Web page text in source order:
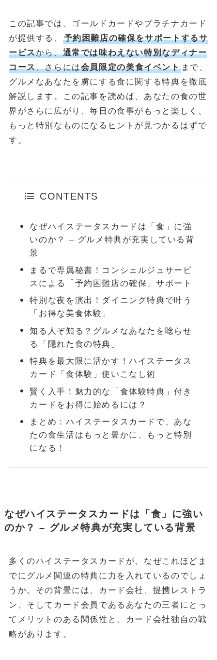
る活用術
POPULAR
October 1, 2024 お金
と「4%ルール」の落とし穴を解説
May 13, 2025
新NISA【月10万・20万・30万積立】20年後の資産額シミュレー
ションと年代別・目標別運用戦略(2025年最新)
変わる？パート・主婦必見、税金と社会保険の賢い働き方完全ガ
MONEY CYCLEについて
お問い合わせ
FOLLOW
この記事では、ゴールドカードやプラチナカード
が提供する、
予約困難店の確保をサポートするサ
ービスから、通常では味わえない特別なディナー
コース、さらには会員限定の美食イベントまで、
グルメなあなたを虜にする食に関する特典を徹底
解説します。この記事を読めば、あなたの食の世
界がさらに広がり、毎日の食事がもっと楽しく、
もっと特別なものになるヒントが見つかるはずで
す。
CONTENTS
なぜハイステータスカードは「食」に強
いのか？ – グルメ特典が充実している背
景
まるで専属秘書！コンシェルジュサービ
スによる「予約困難店の確保」サポート
特別な夜を演出！ダイニング特典で叶う
「お得な美食体験」
知る人ぞ知る？グルメなあなたを唸らせ
る「隠れた食の特典」
特典を最大限に活かす！ハイステータス
カード「食体験」使いこなし術
賢く入手！魅力的な「食体験特典」付き
カードをお得に始めるには？
まとめ：ハイステータスカードで、あな
たの食生活はもっと豊かに、もっと特別
になる！
なぜハイステータスカードは「食」に強い
のか？ – グルメ特典が充実している背景
多くのハイステータスカードが、なぜこれほどま
でにグルメ関連の特典に力を入れているのでしょ
うか。その背景には、カード会社、提携レストラ
ン、そしてカード会員であるあなたの三者にとっ
てメリットのある関係性と、カード会社独自の戦
略があります。